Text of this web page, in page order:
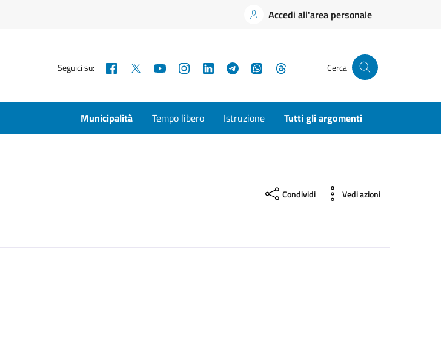
Accedi all'area personale
Seguici su: Facebook YouTubeInstagramLinkedInTelegramWhatsApp Cerca
Municipalità Tempo libero Istruzione Tutti gli argomenti
Condividi Vedi azioni